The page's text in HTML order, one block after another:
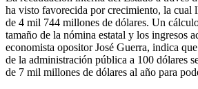
ha visto favorecida por crecimiento, la cual
de 4 mil 744 millones de dólares. Un
tamaño de la nómina estatal y los ingresos
economista opositor José Guerra, indica
de la administración pública a 100 dólares
de 7 mil millones de dólares al año para